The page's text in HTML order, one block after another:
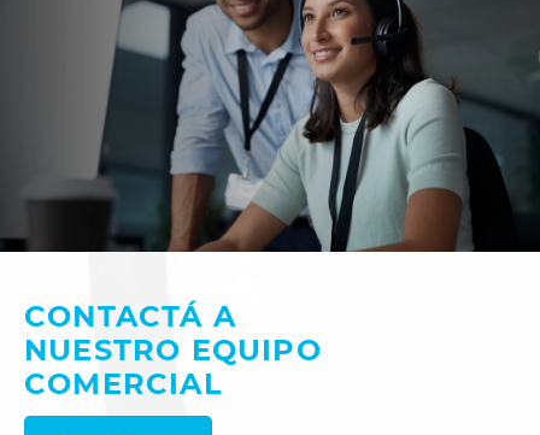
CONTACTÁ A
NUESTRO EQUIPO
COMERCIAL